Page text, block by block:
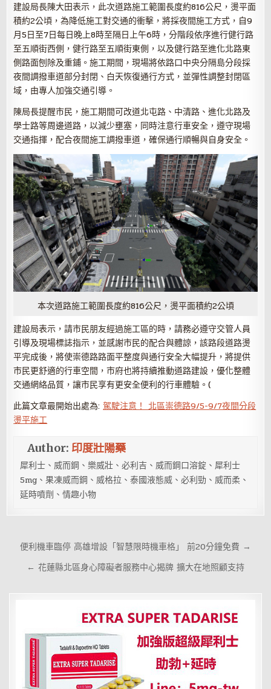
建設局長陳大田表示，此次道路施工範圍長度約816公尺，燙平面
積約2公頃，為降低施工對交通的衝擊，將採夜間施工方式，自9
月5日至7日每日晚上8時至隔日上午6時，分階段依序進行健行路
至五順街西側，健行路至五順街東側，以及健行路至進化北路東
側路面刨除及重鋪。施工期間，現場將依路口中央分隔島分段採
夜間調撥車道部分封閉、白天恢復通行方式，並彈性調整封閉區
域，由專人加強交通引導。
陳局長提醒市民，施工期間可改道北屯路、中清路、進化北路及
學士路等周邊道路，以減少壅塞，同時注意行車安全，遵守現場
交通指揮，配合夜間施工調撥車道，確保通行順暢與自身安全。
本次道路施工範圍長度約816公尺，燙平面積約2公頃
建設局表示，請市民朋友經過施工區的時，請務必遵守交管人員
引導及現場標誌指示，並感謝市民的配合與體諒，該路段道路燙
平完成後，將使崇德路路面平整度與通行安全大幅提升，將提供
市民更舒適的行車空間，市府也將持續推動道路建設，優化整體
交通網絡品質，讓市民享有更安全便利的行車體驗。(
此篇文章最開始出處為:駕駛注意！ 北區崇德路9/5-9/7夜間分段
燙平施工
Author: 印度壯陽藥
犀利士、威而鋼、樂威壯、必利吉、威而鋼口溶錠、犀利士
5mg、果凍威而鋼、威格拉、泰國液態威、必利勁、威而柔、
延時噴劑、情趣小物
文
覽
便利機車臨停 高雄增設「智慧限時機車格」 前20分鐘免費 →
← 花蓮縣北區身心障礙者服務中心揭牌 擴大在地照顧支持